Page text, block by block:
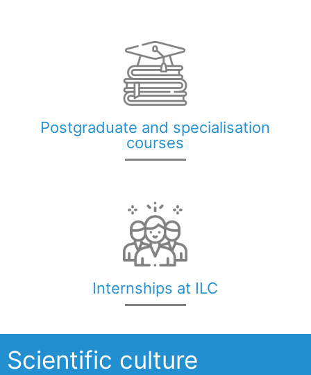
Postgraduate and specialisation
courses
Internships at ILC
Scientific culture